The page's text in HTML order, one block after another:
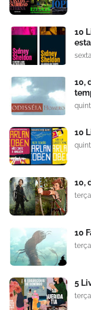
10
10,
10
10,
10
5